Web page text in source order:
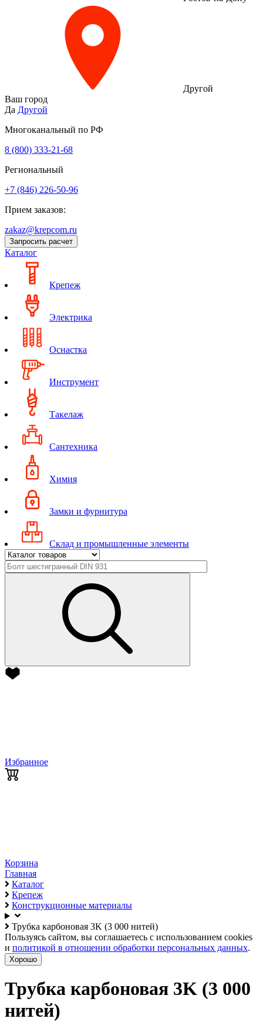
Другой
Ваш город
Да Другой
Многоканальный по РФ
8 (800) 333‑21-68
Региональный
+7 (846) 226-50-96
Прием заказов:
zakaz@krepcom.ru
Запросить расчет
Каталог
Крепеж
Электрика
Оснастка
Инструмент
Такелаж
Сантехника
Химия
Замки и фурнитура
Склад и промышленные элементы
Избранное
Корзина
Главная
Каталог
Крепеж
Конструкционные материалы
Трубка карбоновая 3K (3 000 нитей)
Пользуясь сайтом, вы соглашаетесь с использованием cookies
и политикой в отношении обработки персональных данных.
Хорошо
Трубка карбоновая 3K (3 000
нитей)